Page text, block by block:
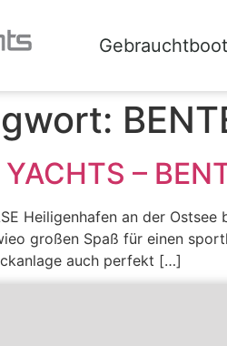
YACHTS –
Heiligenhafen an der
großen Spaß für einen
auch perfekt […]